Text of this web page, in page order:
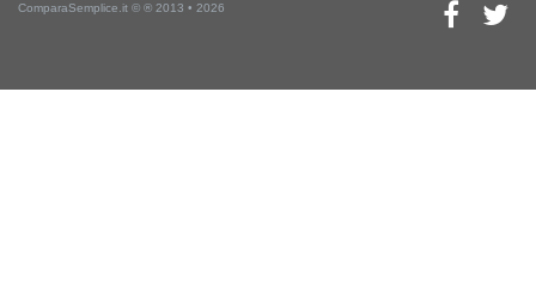
ComparaSemplice.it © ® 2013 • 2026